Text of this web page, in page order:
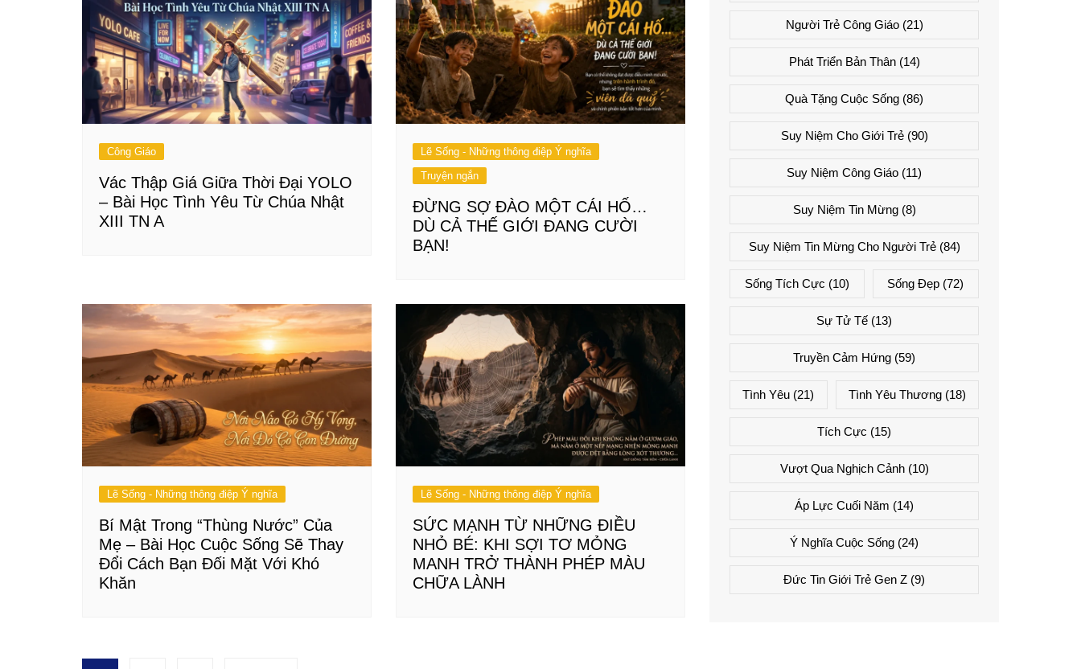
Công Giáo
Vác Thập Giá Giữa Thời Đại YOLO
– Bài Học Tình Yêu Từ Chúa Nhật
XIII TN A
Lẽ Sống - Những thông điệp Ý nghĩa
Truyện ngắn
ĐỪNG SỢ ĐÀO MỘT CÁI HỐ…
DÙ CẢ THẾ GIỚI ĐANG CƯỜI
BẠN!
Lẽ Sống - Những thông điệp Ý nghĩa
Bí Mật Trong “Thùng Nước” Của
Mẹ – Bài Học Cuộc Sống Sẽ Thay
Đổi Cách Bạn Đối Mặt Với Khó
Khăn
Lẽ Sống - Những thông điệp Ý nghĩa
SỨC MẠNH TỪ NHỮNG ĐIỀU
NHỎ BÉ: KHI SỢI TƠ MỎNG
MANH TRỞ THÀNH PHÉP MÀU
CHỮA LÀNH
Người Trẻ Công Giáo(21)
Phát Triển Bản Thân(14)
Quà Tặng Cuộc Sống (86)
Suy Niệm Cho Giới Trẻ(90)
Suy Niệm Công Giáo (11)
Suy Niệm Tin Mừng(8)
Suy Niệm Tin Mừng Cho Người Trẻ(84)
Sống Tích Cực (10) Sống Đẹp (72)
Sự Tử Tế (13)
Truyền Cảm Hứng (59)
Tình Yêu (21) Tình Yêu Thương(18)
Tích Cực (15)
Vượt Qua Nghịch Cảnh(10)
Áp Lực Cuối Năm (14)
Ý Nghĩa Cuộc Sống (24)
Đức Tin Giới Trẻ Gen Z (9)